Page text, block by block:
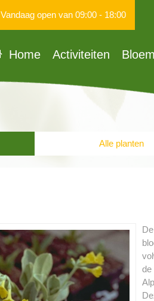
Vandaag open van 09:00 - 18:00
Home Activiteiten
Alle planten
de